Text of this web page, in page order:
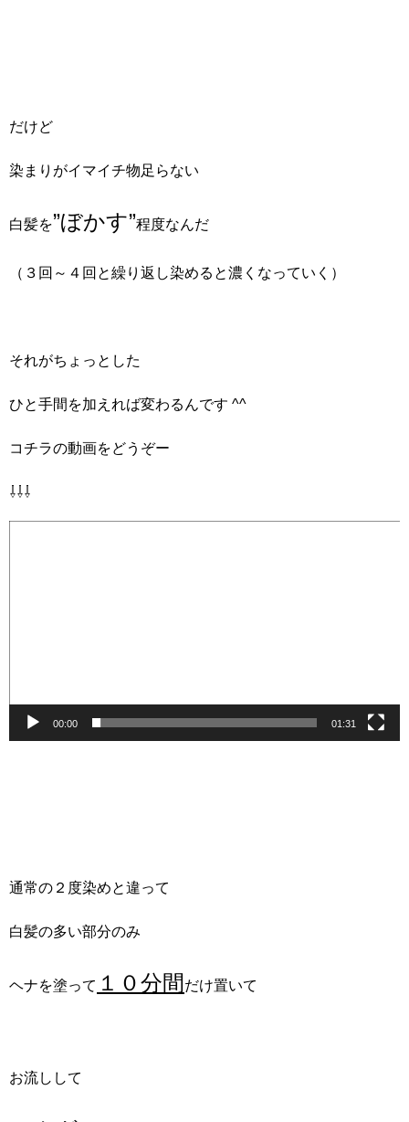
だけど
染まりがイマイチ物足らない
白髪を”ぼかす”程度なんだ
（３回～４回と繰り返し染めると濃くなっていく）
それがちょっとした
ひと手間を加えれば変わるんです ^^
コチラの動画をどうぞー
⇩⇩⇩
00:00 01:31
通常の２度染めと違って
白髪の多い部分のみ
ヘナを塗って １０分間 だけ置いて
お流しして